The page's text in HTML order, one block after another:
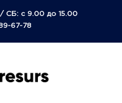
СБ: с 9.00 до 15.00
67-78